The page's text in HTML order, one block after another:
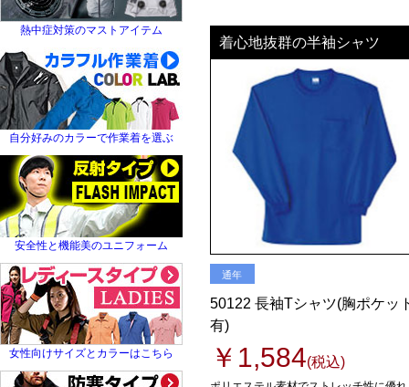
着心地抜群の半袖シャツ
通年
50122 長袖Tシャツ(胸ポケッ
有)
￥1,584(税込)
つなぎ
ユニフォーム
名入れ
ユニフォーム
名入れ
ユニフォーム
名入れ
熱中症対策のマストアイテム
自分好みのカラーで作業着を選ぶ
安全性と機能美のユニフォーム
女性向けサイズとカラーはこちら